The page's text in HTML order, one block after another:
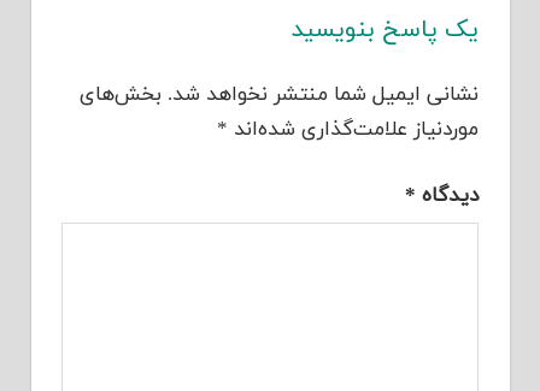
یک پاسخ بنویسید
نشانی ایمیل شما منتشر نخواهد شد. بخش‌های
موردنیاز علامت‌گذاری شده‌اند *
دیدگاه *